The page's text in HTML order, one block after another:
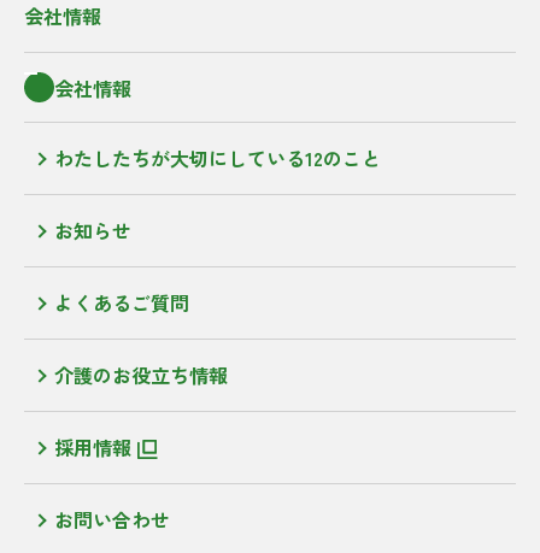
会社情報
会社情報
わたしたちが大切にしている12のこと
お知らせ
よくあるご質問
介護のお役立ち情報
採用情報
お問い合わせ